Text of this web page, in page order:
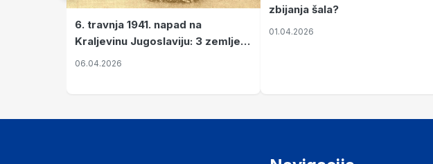
6. travnja 1941. napad na
Kraljevinu Jugoslaviju: 3 zemlje
nastale njenim raspadom
06.04.2026
zbijanja šala?
01.04.2026